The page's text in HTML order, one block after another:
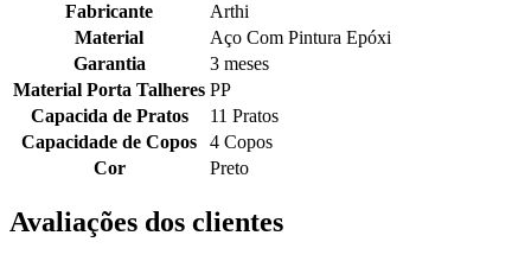
Fabricante
Arthi
Material
Aço Com Pintura Epóxi
Garantia
3 meses
Material Porta Talheres PP
Capacida de Pratos
11 Pratos
Capacidade de Copos
4 Copos
Cor
Preto
Avaliações dos clientes